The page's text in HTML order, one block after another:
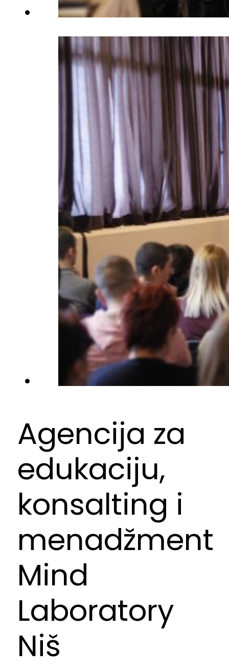
Agencija za
edukaciju,
konsalting i
menadžment
Mind
Laboratory
Niš